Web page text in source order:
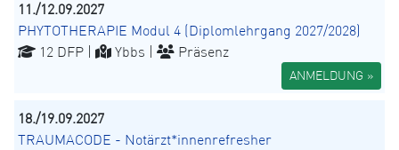
11./12.09.2027
PHYTOTHERAPIE Modul 4 (Diplomlehrgang 2027/2028)
12 DFP |
Ybbs | Präsenz
ANMELDUNG »
18./19.09.2027
TRAUMACODE - Notärzt*innenrefresher